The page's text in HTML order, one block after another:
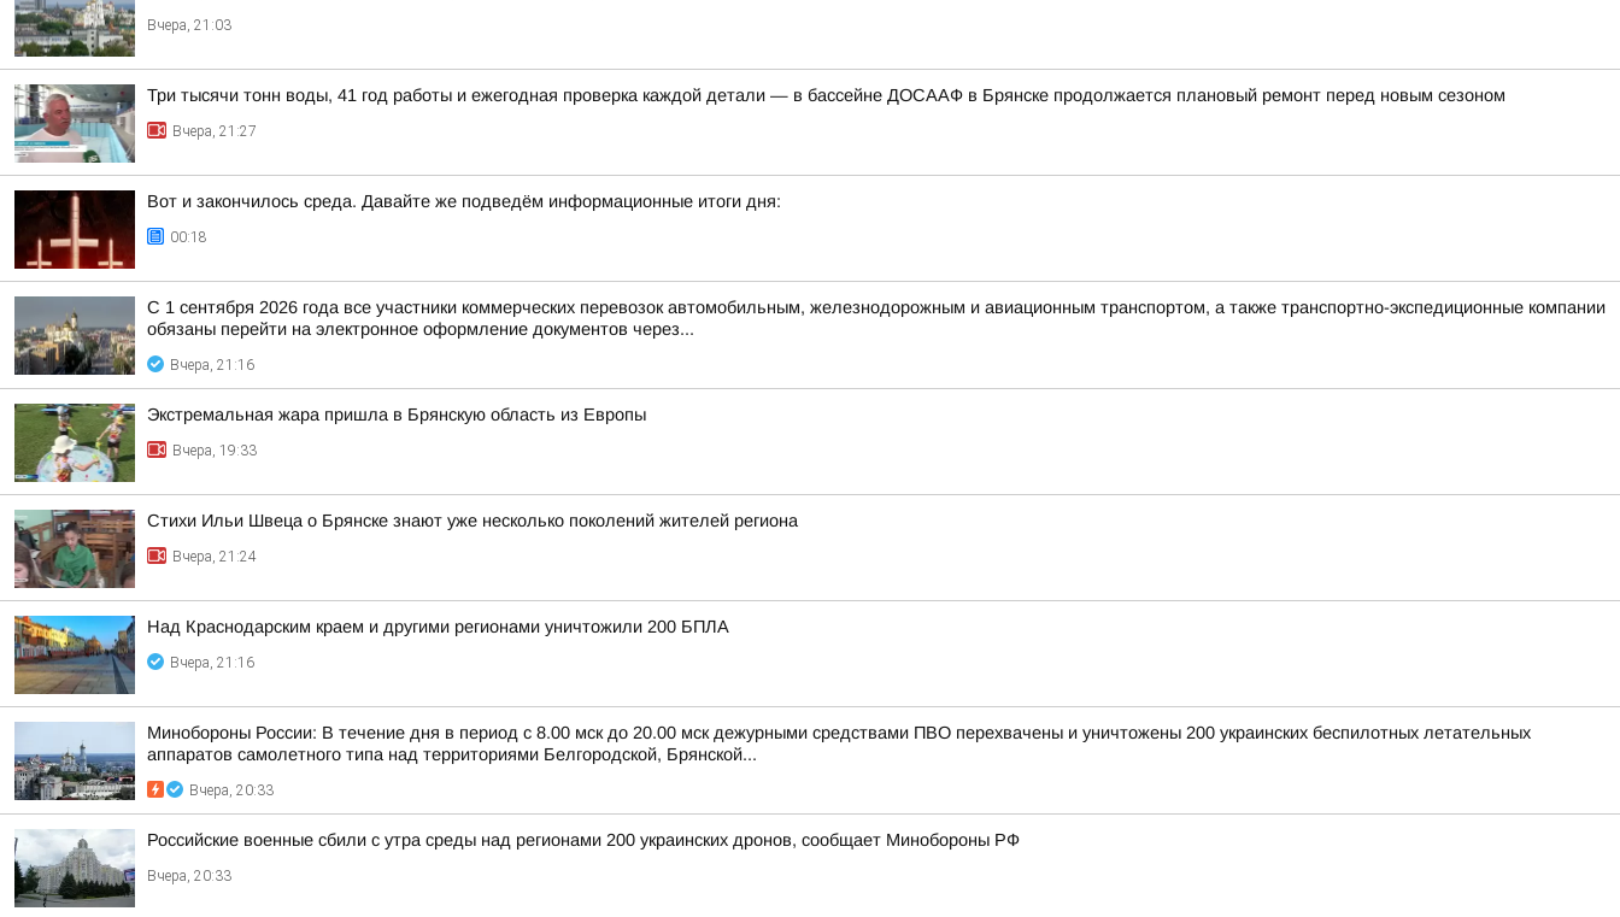
Вчера, 21:03
Три тысячи тонн воды, 41 год работы и ежегодная проверка каждой детали — в бассейне ДОСААФ в Брянске продолжается плановый ремонт перед новым сезоном
Вчера, 21:27
Вот и закончилось среда. Давайте же подведём информационные итоги дня:
00:18
С 1 сентября 2026 года все участники коммерческих перевозок автомобильным, железнодорожным и авиационным транспортом, а также транспортно-экспедиционные компании
обязаны перейти на электронное оформление документов через...
Вчера, 21:16
Экстремальная жара пришла в Брянскую область из Европы
Вчера, 19:33
Стихи Ильи Швеца о Брянске знают уже несколько поколений жителей региона
Вчера, 21:24
Над Краснодарским краем и другими регионами уничтожили 200 БПЛА
Вчера, 21:16
Минобороны России: В течение дня в период с 8.00 мск до 20.00 мск дежурными средствами ПВО перехвачены и уничтожены 200 украинских беспилотных летательных
аппаратов самолетного типа над территориями Белгородской, Брянской...
Вчера, 20:33
Российские военные сбили с утра среды над регионами 200 украинских дронов, сообщает Минобороны РФ
Вчера, 20:33